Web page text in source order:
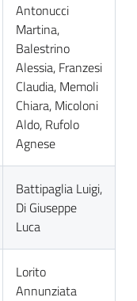
Antonucci
Martina,
Balestrino
Alessia, Franzesi
Claudia, Memoli
Chiara, Micoloni
Aldo, Rufolo
Agnese
Battipaglia Luigi,
Di Giuseppe
Luca
Lorito
Annunziata